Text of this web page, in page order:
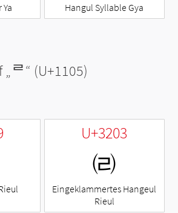
Hangul Syllable Gya
ᄅ“ (U+1105)
U+3203
㈃
Eingeklammertes Hangeul
Rieul